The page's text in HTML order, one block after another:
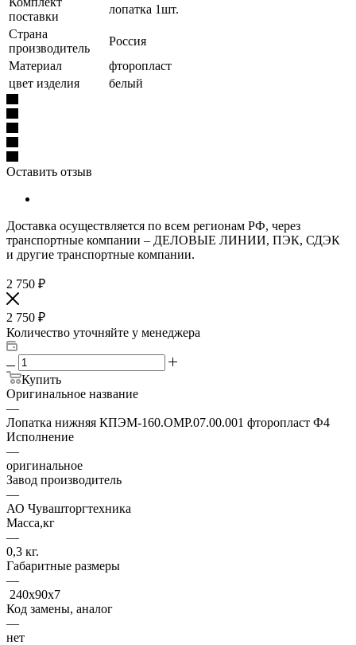
поставки
лопатка 1шт.
Страна
производитель
Россия
Материал
фторопласт
цвет изделия
белый
Оставить отзыв
Доставка осуществляется по всем регионам РФ, через
транспортные компании – ДЕЛОВЫЕ ЛИНИИ, ПЭК, СДЭК
и другие транспортные компании.
2 750 ₽
2 750 ₽
Количество уточняйте у менеджера
Купить
Оригинальное название
—
Лопатка нижняя КПЭМ-160.ОМР.07.00.001 фторопласт Ф4
Исполнение
—
оригинальное
Завод производитель
—
АО Чувашторгтехника
Масса,кг
—
0,3 кг.
Габаритные размеры
—
240х90х7
Код замены, аналог
—
нет